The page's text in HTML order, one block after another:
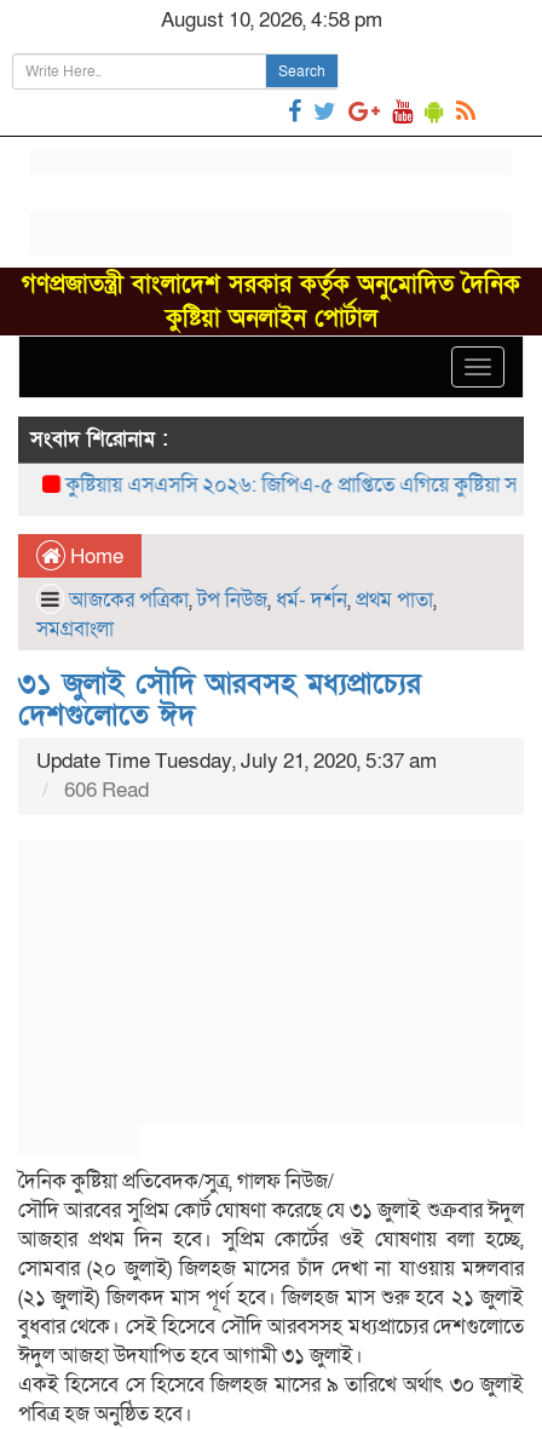
August 10, 2026, 4:58 pm
Search
গণপ্রজাতন্ত্রী বাংলাদেশ সরকার কর্তৃক অনুমোদিত দৈনিক
কুষ্টিয়া অনলাইন পোর্টাল
Toggle
সংবাদ শিরোনাম :
কুষ্টিয়ায় এসএসসি ২০২৬: জিপিএ-৫ প্রাপ্তিতে এগিয়ে কুষ্টিয়া সরকারি
Home
আজকের পত্রিকা,টপ নিউজ, ধর্ম- দর্শন,প্রথম পাতা,
সমগ্রবাংলা
৩১ জুলাই সৌদি আরবসহ মধ্যপ্রাচ্যের
দেশগুলোতে ঈদ
Update Time Tuesday, July 21, 2020, 5:37 am
606 Read
দৈনিক কুষ্টিয়া প্রতিবেদক/সুত্র, গালফ নিউজ/
সৌদি আরবের সুপ্রিম কোর্ট ঘোষণা করেছে যে ৩১ জুলাই শুক্রবার ঈদুল
আজহার প্রথম দিন হবে। সুপ্রিম কোর্টের ওই ঘোষণায় বলা হচ্ছে,
সোমবার (২০ জুলাই) জিলহজ মাসের চাঁদ দেখা না যাওয়ায় মঙ্গলবার
(২১ জুলাই) জিলকদ মাস পূর্ণ হবে। জিলহজ মাস শুরু হবে ২১ জুলাই
বুধবার থেকে। সেই হিসেবে সৌদি আরবসসহ মধ্যপ্রাচ্যের দেশগুলোতে
ঈদুল আজহা উদযাপিত হবে আগামী ৩১ জুলাই।
একই হিসেবে সে হিসেবে জিলহজ মাসের ৯ তারিখে অর্থাৎ ৩০ জুলাই
পবিত্র হজ অনুষ্ঠিত হবে।